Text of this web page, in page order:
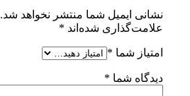
نشانی ایمیل شما منتشر نخواهد شد.
علامت‌گذاری شده‌اند *
امتیاز شما *
دیدگاه شما *